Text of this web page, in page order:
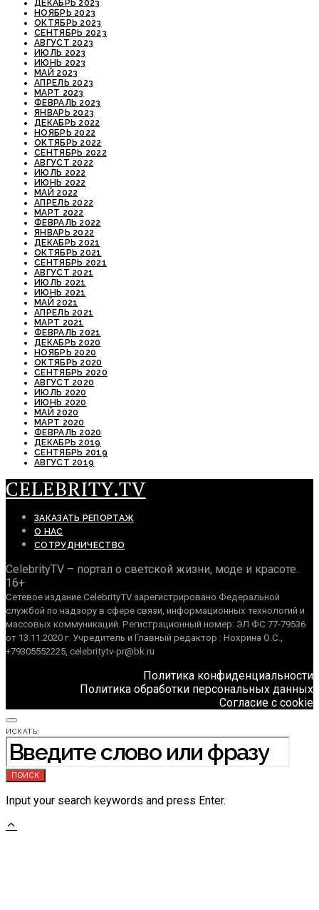
ДЕКАБРЬ 2023
НОЯБРЬ 2023
ОКТЯБРЬ 2023
СЕНТЯБРЬ 2023
АВГУСТ 2023
ИЮЛЬ 2023
ИЮНЬ 2023
МАЙ 2023
АПРЕЛЬ 2023
МАРТ 2023
ФЕВРАЛЬ 2023
ЯНВАРЬ 2023
ДЕКАБРЬ 2022
НОЯБРЬ 2022
ОКТЯБРЬ 2022
СЕНТЯБРЬ 2022
АВГУСТ 2022
ИЮЛЬ 2022
ИЮНЬ 2022
МАЙ 2022
АПРЕЛЬ 2022
МАРТ 2022
ФЕВРАЛЬ 2022
ЯНВАРЬ 2022
ДЕКАБРЬ 2021
ОКТЯБРЬ 2021
СЕНТЯБРЬ 2021
АВГУСТ 2021
ИЮЛЬ 2021
ИЮНЬ 2021
МАЙ 2021
АПРЕЛЬ 2021
МАРТ 2021
ФЕВРАЛЬ 2021
ДЕКАБРЬ 2020
НОЯБРЬ 2020
ОКТЯБРЬ 2020
СЕНТЯБРЬ 2020
АВГУСТ 2020
ИЮЛЬ 2020
ИЮНЬ 2020
МАЙ 2020
МАРТ 2020
ФЕВРАЛЬ 2020
ДЕКАБРЬ 2019
СЕНТЯБРЬ 2019
АВГУСТ 2019
CELEBRITY.TV
ЗАКАЗАТЬ РЕПОРТАЖ
О НАС
СОТРУДНИЧЕСТВО
CelebrityTV – портал о светской жизни, моде и красоте.
16+
Сетевое издание CelebrityTV зарегистрировано Федеральной
службой по надзору в сфере связи, информационных технологий и
массовых коммуникаций. Регистрационный номер: ЭЛ ФС 77-79536
от 13.11.2020 г. Учредитель и Главный редактор : Нохрина О.С.,
+79305552225, celebritytv-pr@bk.ru
Политика конфиденциальности
Политика обработки персональных данных
Согласие с cookie
ИСКАТЬ:
ПОИСК
Input your search keywords and press Enter.